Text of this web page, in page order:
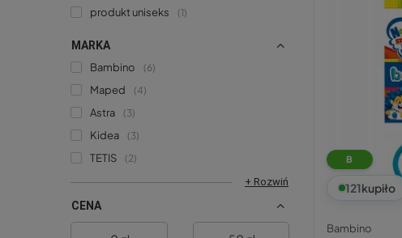
produkt uniseks 1
MARKA
Bambino
6
Maped 4
Astra 3
Kidea 3
TETIS
2
+ Rozwiń
CENA
B
121kupiło
Bambino